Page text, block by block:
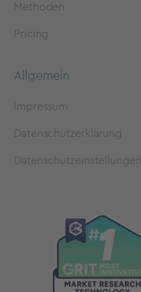
Methoden
Pricing
Allgemein
Impressum
Datenschutzerklärung
Datenschutzeinstellungen